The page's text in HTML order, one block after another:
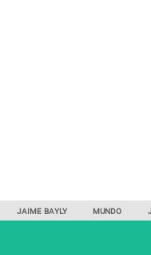
JAIME BAYLY MUNDO